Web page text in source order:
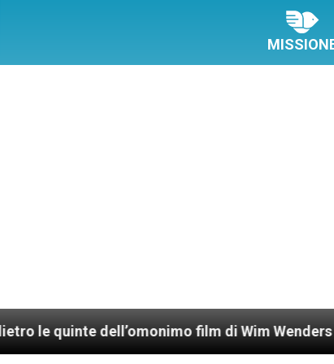
dell’omonimo film di Wim Wenders